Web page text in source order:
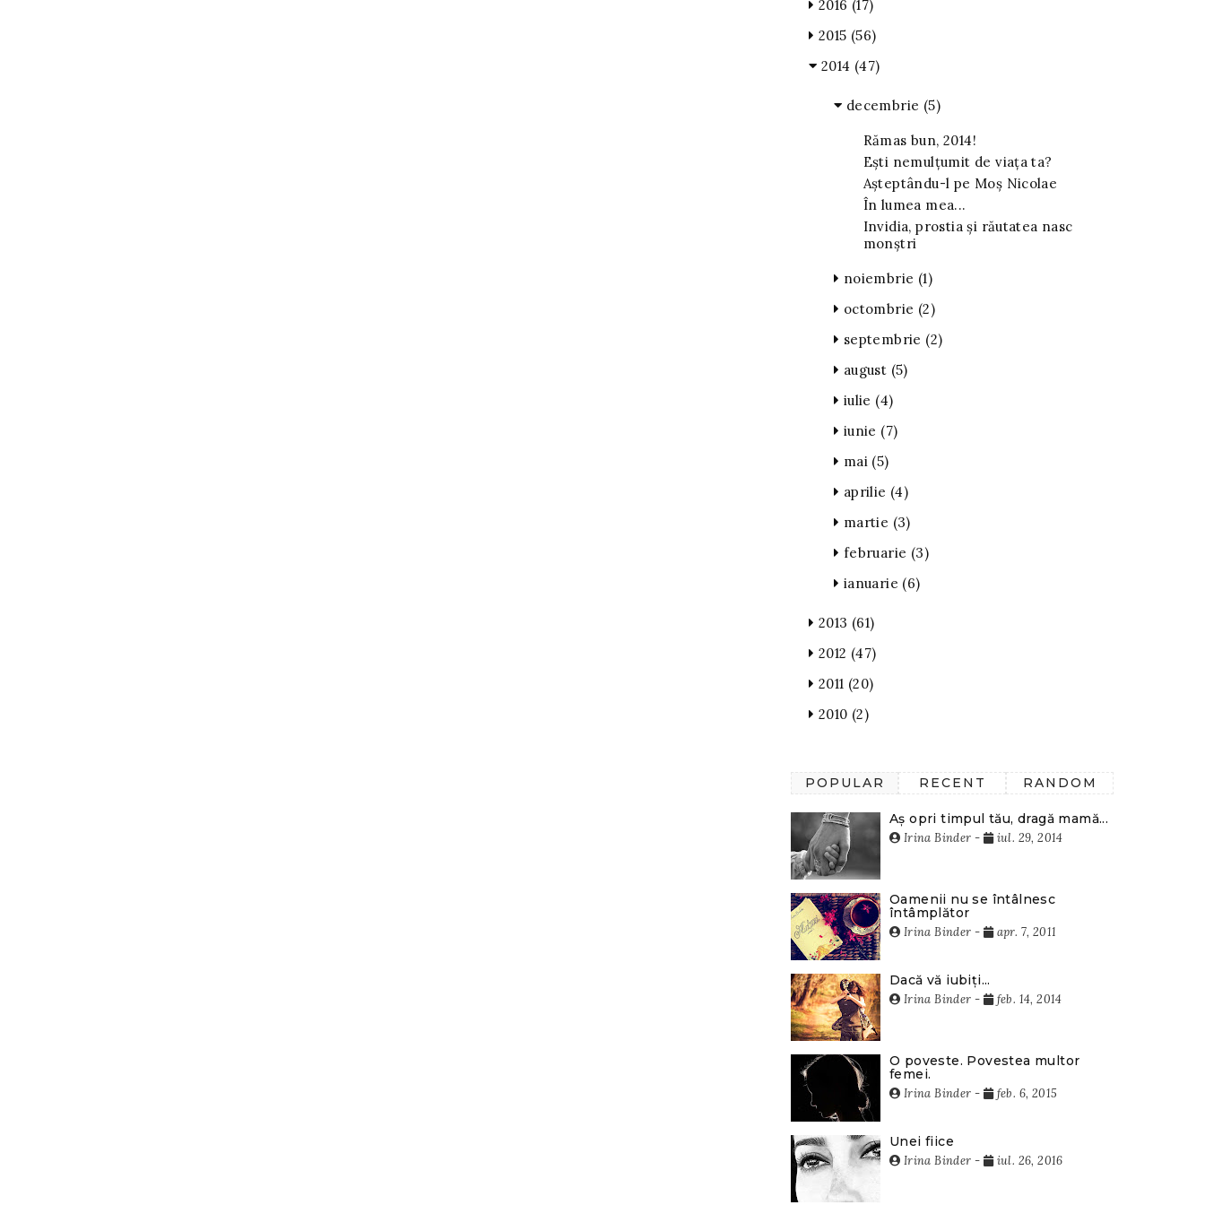
2016 (17)
2015 (56)
2014 (47)
decembrie (5)
Rămas bun, 2014!
Ești nemulțumit de viața ta?
Așteptându-l pe Moș Nicolae
În lumea mea...
Invidia, prostia şi răutatea nasc
monştri
noiembrie (1)
octombrie (2)
septembrie (2)
august (5)
iulie (4)
iunie (7)
mai (5)
aprilie (4)
martie (3)
februarie (3)
ianuarie (6)
2013 (61)
2012 (47)
2011 (20)
2010 (2)
POPULAR RECENT RANDOM
Aș opri timpul tău, dragă mamă...
Irina Binder - iul. 29, 2014
Oamenii nu se întâlnesc
întâmplător
Irina Binder - apr. 7, 2011
Dacă vă iubiți...
Irina Binder - feb. 14, 2014
O poveste. Povestea multor
femei.
Irina Binder - feb. 6, 2015
Unei fiice
Irina Binder - iul. 26, 2016